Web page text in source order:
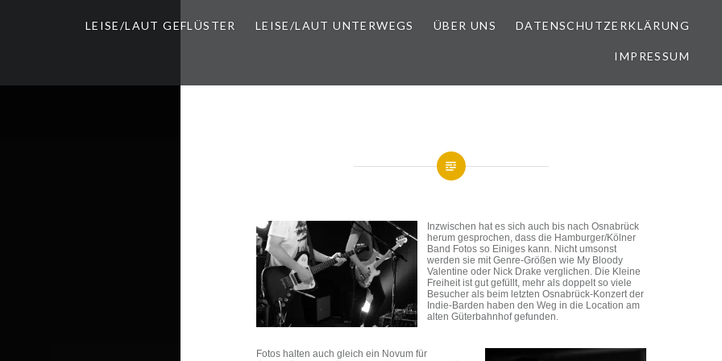
LEISE/LAUT GEFLÜSTER LEISE/LAUT UNTERWEGS ÜBER UNS DATENSCHUTZERKLÄRUNG
IMPRESSUM
Inzwischen hat es sich auch bis nach Osnabrück
herum gesprochen, dass die Hamburger/Kölner
Band Fotos so Einiges kann. Nicht umsonst
werden sie mit Genre-Größen wie My Bloody
Valentine oder Nick Drake verglichen. Die Kleine
Freiheit ist gut gefüllt, mehr als doppelt so viele
Besucher als beim letzten Osnabrück-Konzert der
Indie-Barden haben den Weg in die Location am
alten Güterbahnhof gefunden.
Fotos halten auch gleich ein Novum für